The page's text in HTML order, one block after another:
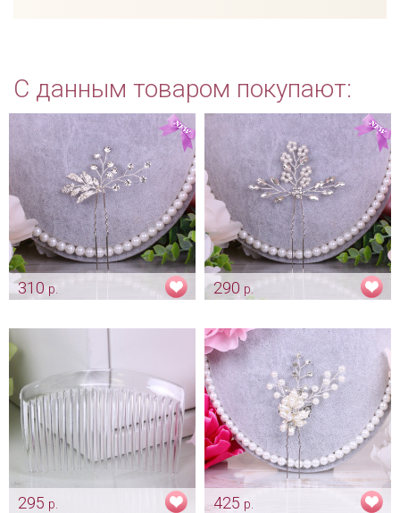
С данным товаром покупают:
310р.
290 р.
295 р.
425 р.